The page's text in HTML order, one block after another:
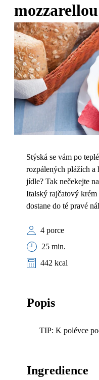
Stýská se vám po
rozpálených plážích a
jídle? Tak nečekejte
Italský rajčatový krém
dostane do té pravé
4 porce
25 min.
442 kcal
Popis
TIP: K polévce
Ingredience